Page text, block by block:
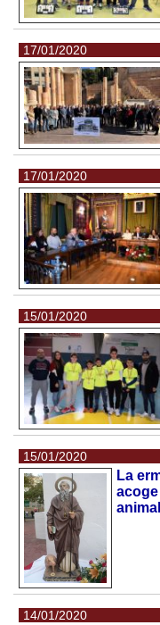
17/01/2020
17/01/2020
15/01/2020
15/01/2020
La
14/01/2020